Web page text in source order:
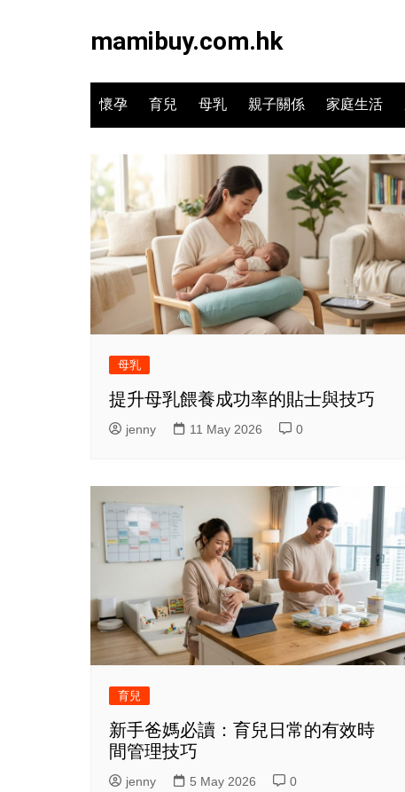
mamibuy.com.hk
懷孕 育兒 母乳 親子關係 家庭生活
母乳
提升母乳餵養成功率的貼士與技巧
jenny 11 May 2026 0
育兒
新手爸媽必讀：育兒日常的有效時
間管理技巧
jenny 5 May 2026 0